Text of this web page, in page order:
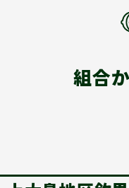
組合